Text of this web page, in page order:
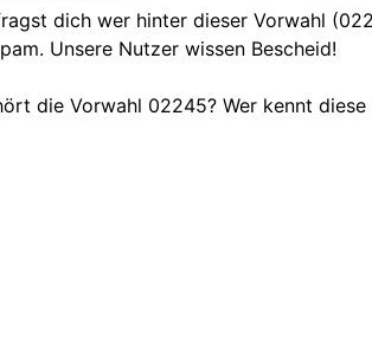
dich wer hinter dieser Vorwahl
Unsere Nutzer wissen Bescheid!
die Vorwahl 02245? Wer kennt